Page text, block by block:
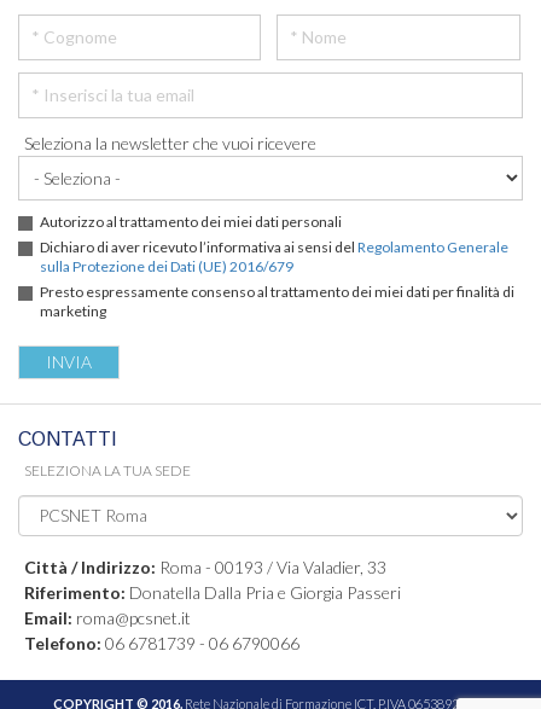
Seleziona la newsletter che vuoi ricevere
Autorizzo al trattamento dei miei dati personali
Dichiaro di aver ricevuto l’informativa ai sensi del Regolamento Generale
sulla Protezione dei Dati (UE) 2016/679
Presto espressamente consenso al trattamento dei miei dati per finalità di
marketing
CONTATTI
SELEZIONA LA TUA SEDE
Città / Indirizzo: Roma - 00193 / Via Valadier, 33
Riferimento: Donatella Dalla Pria e Giorgia Passeri
Email: roma@pcsnet.it
Telefono: 06 6781739 - 06 6790066
COPYRIGHT © 2016. Rete Nazionale di Formazione ICT. P.IVA 06538921005